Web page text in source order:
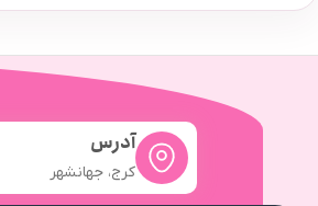
آدرس
کرج، جهانشهر